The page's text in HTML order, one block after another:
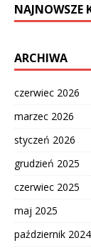
NAJNOWSZE
ARCHIWA
czerwiec 2026
marzec 2026
styczeń 2026
grudzień 2025
czerwiec 2025
maj 2025
październik 2024